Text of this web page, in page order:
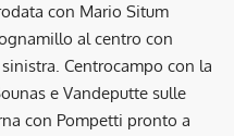
con Mario Situm
al centro con
Centrocampo con la
e Vandeputte sulle
con Pompetti pronto a